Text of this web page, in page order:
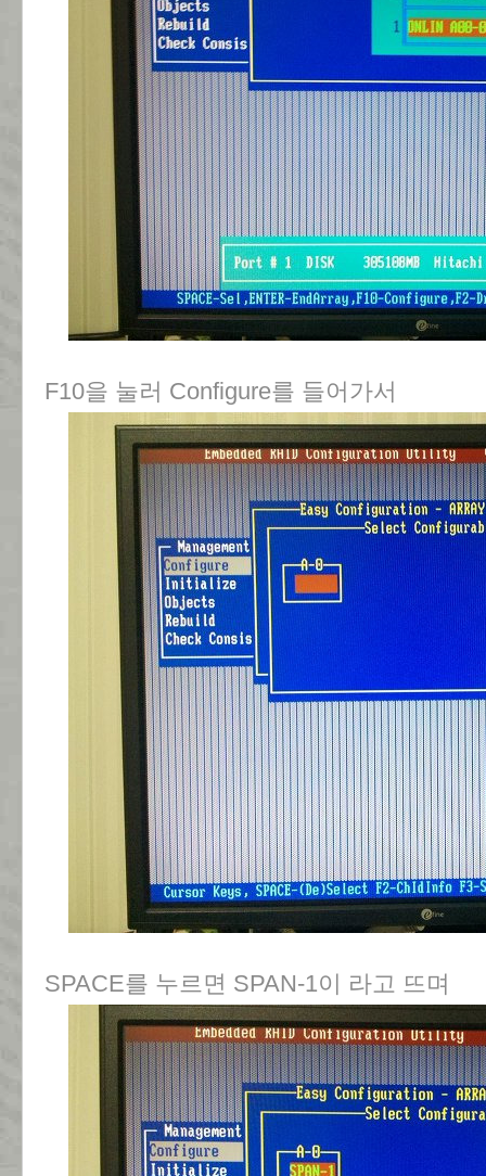
F10을 눌러 Configure를 들어가서
SPACE를 누르면 SPAN-1이 라고 뜨며